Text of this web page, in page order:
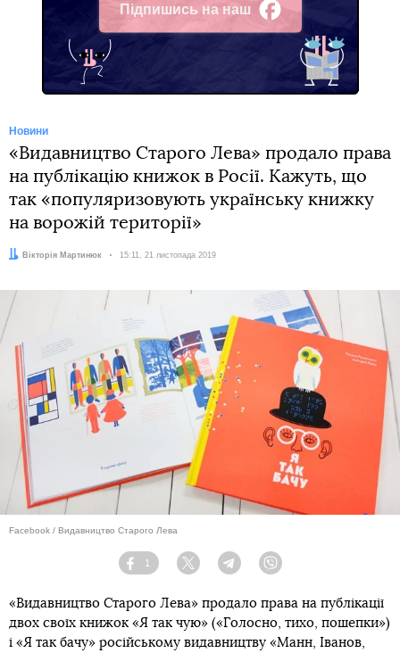
Підпишись на наш
Facebook
Новини
«Видавництво Старого Лева» продало права
на публікацію книжок в Росії. Кажуть, що
так «популяризовують українську книжку
на ворожій території»
Автор:Вікторія Мартинюк Дата:
15:11, 21 листопада 2019
Facebook / Видавництво Старого Лева
Facebook
1
Twitter TelegramViber
«Видавництво Старого Лева» продало права на публікації
двох своїх книжок «Я так чую» («Голосно, тихо, пошепки»)
і «Я так бачу» російському видавництву «Манн, Іванов,